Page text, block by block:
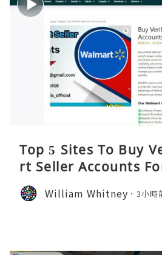
Top 5 Sites To Buy
rt Seller Accounts
William Whitney 3小時